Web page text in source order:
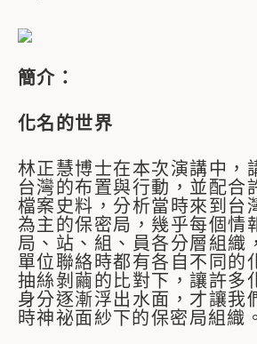
簡介：
化名的世界
林正慧博士在本次演講中，
台灣的布置與行動，並配合
檔案史料，分析當時來到台
為主的保密局，幾乎每個情
局、站、組、員各分層組織
單位聯絡時都有各自不同的
抽絲剝繭的比對下，讓許多
身分逐漸浮出水面，才讓我
時神祕面紗下的保密局組織。